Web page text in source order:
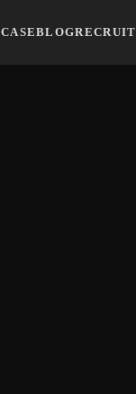
CASEBLOGRECRUIT